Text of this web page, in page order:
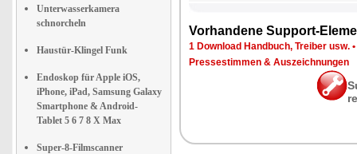
Unterwasserkamera
schnorcheln
Haustür-Klingel Funk
Endoskop für Apple iOS,
iPhone, iPad, Samsung Galaxy
Smartphone & Android-
Tablet 5 6 7 8 X Max
Super-8-Filmscanner
Vor­han­de­ne Sup­port-
1 Down­load Hand­buch, Trei­ber usw. •
Pres­se­stim­men & Aus­zeich­nun­gen